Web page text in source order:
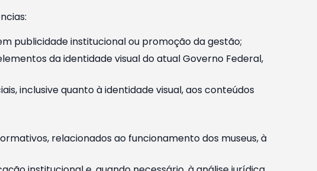
publicidade institucional ou promoção da gestão;
da identidade visual do atual Governo Federal,
inclusive quanto à identidade visual, aos conteúdos
relacionados ao funcionamento dos museus, à